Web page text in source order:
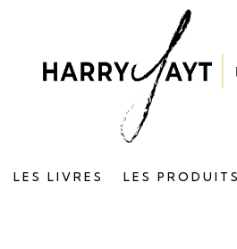
LES LIVRES LES